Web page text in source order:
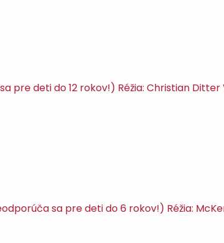
deti do 12 rokov!) Réžia: Christian
sa pre deti do 6 rokov!) Réžia: